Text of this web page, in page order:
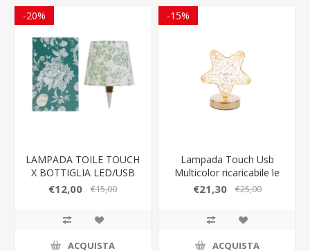
-20%
LAMPADA TOILE TOUCH
X BOTTIGLIA LED/USB
d.11xh.14CM
€12,00 €15,00
ACQUISTA
-15%
Lampada Touch Usb
Multicolor ricaricabile le
stelle bomboniere
€21,30 €25,00
ACQUISTA